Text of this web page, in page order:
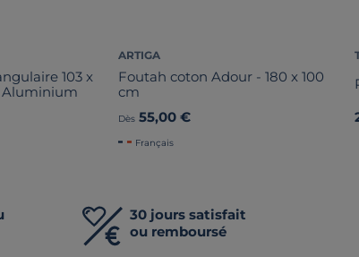
103 x
Aluminium
ARTIGA
Foutah coton Adour - 180 x 100
cm
Dès 55,00 €
Français
30 jours satisfait
ou remboursé